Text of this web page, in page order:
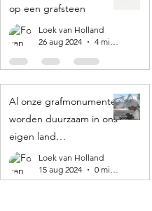
op een grafsteen
Loek van Holland
26 aug 2024
4 minuten om te lezen
Al onze grafmonumenten
worden duurzaam in ons
eigen land
geproduceerd! 🌍
Loek van Holland
15 aug 2024
0 minuten om te lezen